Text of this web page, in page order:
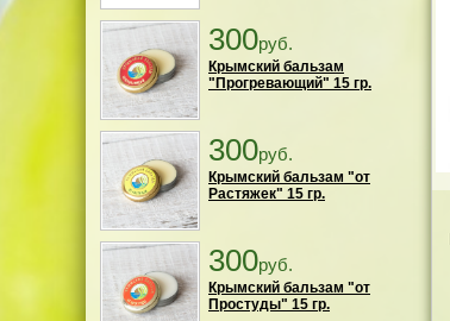
300руб.
Крымский бальзам
"Прогревающий" 15 гр.
300руб.
Крымский бальзам "от
Растяжек" 15 гр.
300руб.
Крымский бальзам "от
Простуды" 15 гр.